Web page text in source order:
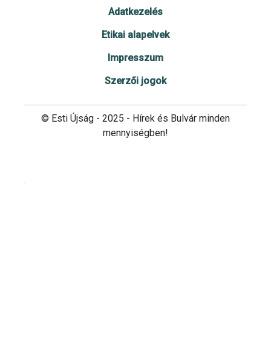
Adatkezelés
Etikai alapelvek
Impresszum
Szerzői jogok
© Esti Újság - 2025 - Hírek és Bulvár minden
mennyiségben!